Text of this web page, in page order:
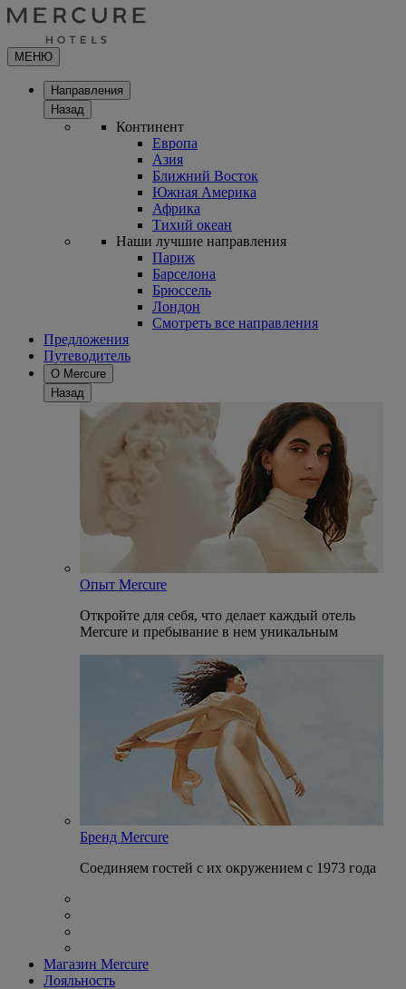
МЕНЮ
Направления
Назад
Континент
Европа
Азия
Ближний Восток
Южная Америка
Африка
Тихий океан
Наши лучшие направления
Париж
Барселона
Брюссель
Лондон
Смотреть все направления
Предложения
Путеводитель
О Mercure
Назад
Опыт Mercure
Откройте для себя, что делает каждый отель
Mercure и пребывание в нем уникальным
Бренд Mercure
Соединяем гостей с их окружением с 1973 года
Магазин Mercure
Лояльность